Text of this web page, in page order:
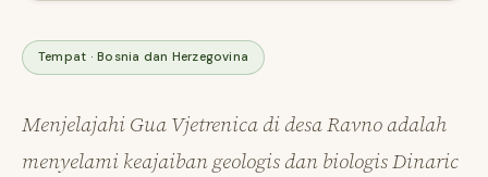
Tempat · Bosnia dan Herzegovina
Menjelajahi Gua Vjetrenica di desa Ravno adalah
menyelami keajaiban geologis dan biologis Dinaric